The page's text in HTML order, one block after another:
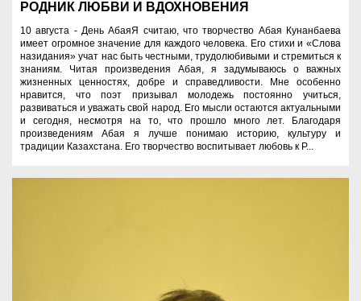
РОДНИК ЛЮБВИ И ВДОХНОВЕНИЯ
10 августа - День АбаяЯ считаю, что творчество Абая Кунанбаева
имеет огромное значение для каждого человека. Его стихи и «Слова
назидания» учат нас быть честными, трудолюбивыми и стремиться к
знаниям. Читая произведения Абая, я задумываюсь о важных
жизненных ценностях, добре и справедливости. Мне особенно
нравится, что поэт призывал молодежь постоянно учиться,
развиваться и уважать свой народ. Его мысли остаются актуальными
и сегодня, несмотря на то, что прошло много лет. Благодаря
произведениям Абая я лучше понимаю историю, культуру и
традиции Казахстана. Его творчество воспитывает любовь к Р...